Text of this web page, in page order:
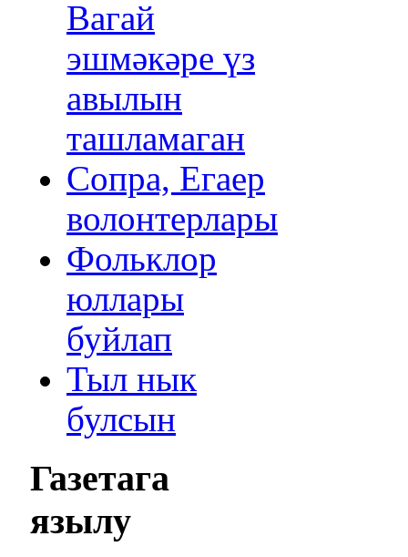
Вагай
эшмәкәре үз
авылын
ташламаган
Сопра, Егаер
волонтерлары
Фольклор
юллары
буйлап
Тыл нык
булсын
Газетага
язылу